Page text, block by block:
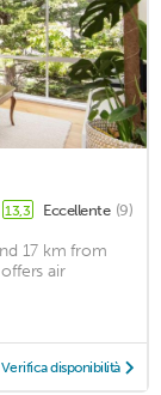
13,3 Eccellente (9)
17 km from
air
Verifica disponibilità